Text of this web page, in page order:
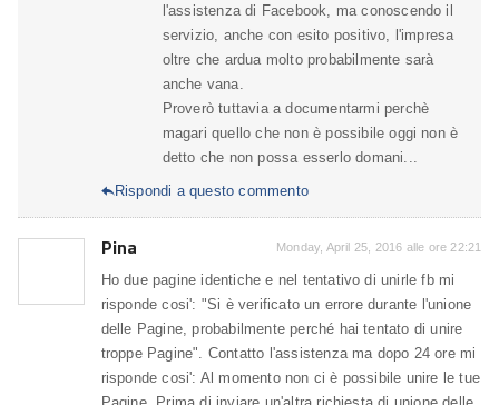
l'assistenza di Facebook, ma conoscendo il
servizio, anche con esito positivo, l'impresa
oltre che ardua molto probabilmente sarà
anche vana.
Proverò tuttavia a documentarmi perchè
magari quello che non è possibile oggi non è
detto che non possa esserlo domani...
Rispondi a questo commento
Pina Monday, April 25, 2016 alle ore 22:21
Ho due pagine identiche e nel tentativo di unirle fb mi
risponde cosi': "Si è verificato un errore durante l'unione
delle Pagine, probabilmente perché hai tentato di unire
troppe Pagine". Contatto l'assistenza ma dopo 24 ore mi
risponde cosi': Al momento non ci è possibile unire le tue